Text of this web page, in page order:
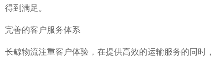
得到满足。
完善的客户服务体系
长鲸物流注重客户体验，在提供高效的运输服务的同时，